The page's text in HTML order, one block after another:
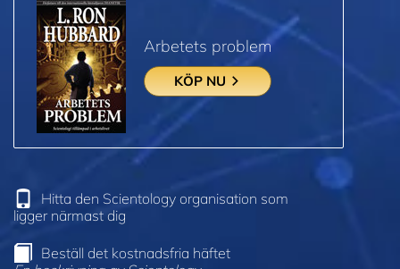
Arbetets problem
KÖP NU
Hitta den Scientology organisation som
ligger närmast dig
Beställ det kostnadsfria häftet